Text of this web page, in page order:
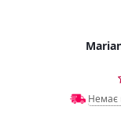
Немає